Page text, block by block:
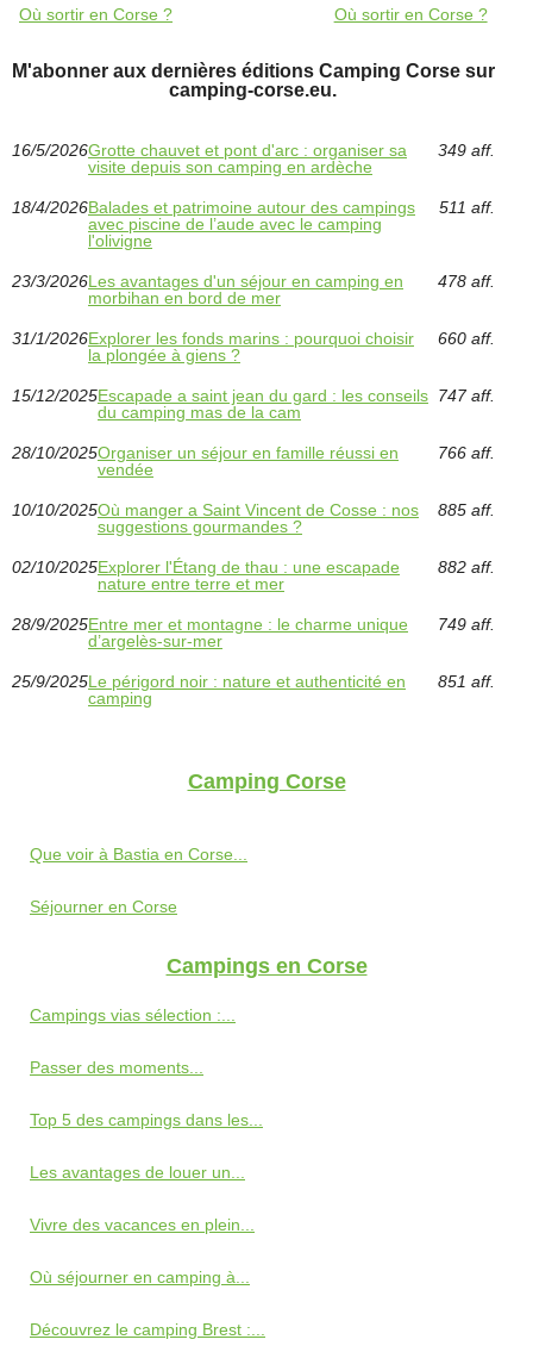
Où sortir en Corse ? Où sortir en Corse ?
M'abonner aux dernières éditions Camping Corse sur
camping-corse.eu.
16/5/2026Grotte chauvet et pont d'arc : organiser sa
visite depuis son camping en ardèche
349 aff.
18/4/2026Balades et patrimoine autour des campings
avec piscine de l’aude avec le camping
l'olivigne
511 aff.
23/3/2026Les avantages d'un séjour en camping en
morbihan en bord de mer
478 aff.
31/1/2026Explorer les fonds marins : pourquoi choisir
la plongée à giens ?
660 aff.
15/12/2025Escapade a saint jean du gard : les conseils
du camping mas de la cam
747 aff.
28/10/2025Organiser un séjour en famille réussi en
vendée
766 aff.
10/10/2025Où manger a Saint Vincent de Cosse : nos
suggestions gourmandes ?
885 aff.
02/10/2025Explorer l'Étang de thau : une escapade
nature entre terre et mer
882 aff.
28/9/2025Entre mer et montagne : le charme unique
d’argelès-sur-mer
749 aff.
25/9/2025Le périgord noir : nature et authenticité en
camping
851 aff.
Camping Corse
Que voir à Bastia en Corse...
Séjourner en Corse
Campings en Corse
Campings vias sélection :...
Passer des moments...
Top 5 des campings dans les...
Les avantages de louer un...
Vivre des vacances en plein...
Où séjourner en camping à...
Découvrez le camping Brest :...